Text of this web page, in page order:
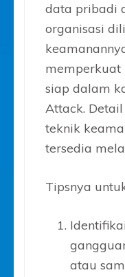
data pribadi
organisasi
memperkuat
siap dalam
Attack.
teknik
tersedia
Tipsnya
atau